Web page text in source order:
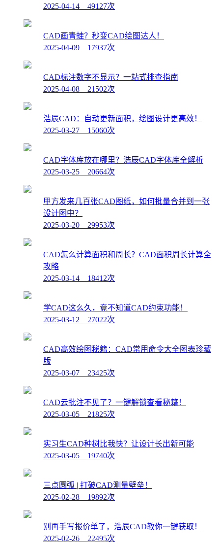
2025-04-14 49127次
CAD画青蛙？秒变CAD绘图达人！
2025-04-09 17937次
CAD标注数字不显示？一站式排查指南
2025-04-08 21502次
浩辰CAD：自动更新面积，绘图设计更高效！
2025-03-27 15060次
CAD字体库放在哪里？浩辰CAD字体库全解析
2025-03-25 20664次
甲方发来几百张CAD图纸，如何批量合并到一张
设计图中？
2025-03-20 29953次
CAD怎么计算面积和周长？CAD面积周长计算全
攻略
2025-03-14 18412次
学CAD这么久，竟不知道CAD约束功能！
2025-03-12 27022次
CAD高效绘图秘籍：CAD常用命令大全图表珍藏
版
2025-03-07 23425次
CAD云批注不见了？一键解锁查看秘籍！
2025-03-05 21825次
实习生CAD种树比我快？让设计长出新可能
2025-03-05 19740次
三点圆弧 | 打破CAD测量壁垒！
2025-02-28 19892次
别再手写报价单了，浩辰CAD教你一键获取！
2025-02-26 22495次